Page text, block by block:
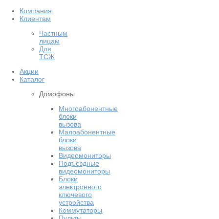
Компания
Клиентам
Частным
лицам
Для
ТСЖ
Акции
Каталог
Домофоны
Многоабонентные
блоки
вызова
Малоабонентные
блоки
вызова
Видеомониторы
Подъездные
видеомониторы
Блоки
электронного
ключевого
устройства
Коммутаторы